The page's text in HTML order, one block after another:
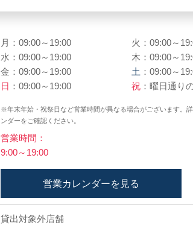
月：09:00～19:00
火：09:00～
水：09:00～19:00
木：09:00～
金：09:00～19:00
土 ：09:00～
日 ：09:00～19:00 祝 ：曜日通り
※年末年始・祝祭日など営業時間が異なる場合がございます。
ンダーをご確認ください。
営業時間：
9:00～19:00
営業カレンダーを見る
貸出対象外店舗